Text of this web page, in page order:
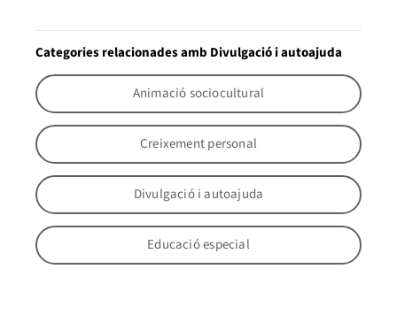
Categories relacionades amb Divulgació i autoajuda
Animació sociocultural
Creixement personal
Divulgació i autoajuda
Educació especial